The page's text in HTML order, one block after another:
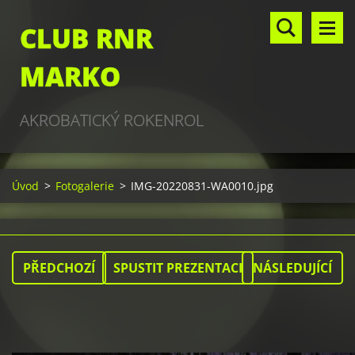
CLUB RNR
MARKO
AKROBATICKÝ ROKENROL
Úvod > Fotogalerie > IMG-20220831-WA0010.jpg
PŘEDCHOZÍ SPUSTIT PREZENTACI NÁSLEDUJÍCÍ